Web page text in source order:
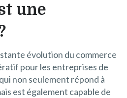
une
évolution du commerce
pour les entreprises de
non seulement répond à
est également capable de